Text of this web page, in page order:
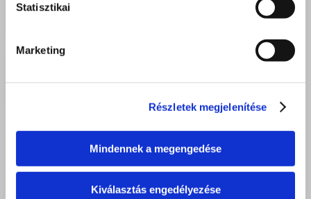
Statisztikai
Marketing
Részletek megjelenítése
Mindennek a megengedése
Kiválasztás engedélyezése
Debreceni ingyenes fodrász képzés: 11 tanuló tett sikeres